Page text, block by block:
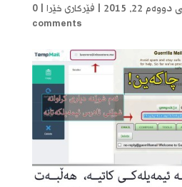
22, 2015
| فێرکاری خێرا |
0
comments